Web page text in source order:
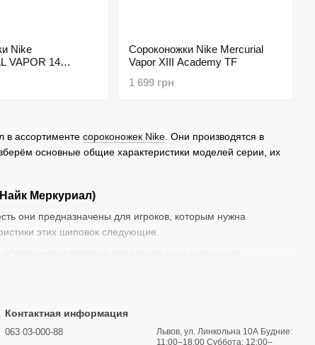
в ассортименте сороконожек Nike . Они производятся в
основные общие характеристики моделей серии, их
Меркуриал)
они предназначены для игроков, которым нужна
этих шиповок следующие.
из ткани, обхватывающий лодыжку и создающий
Nike
VAPOR 14
Сороконожки Nike Mercurial
Vapor XIII Academy TF
1 699 грн
Контактная информация
063 03-000-88
Львов, ул. Линкольна 10А Будние:
11:00–18:00 Суббота: 12:00–